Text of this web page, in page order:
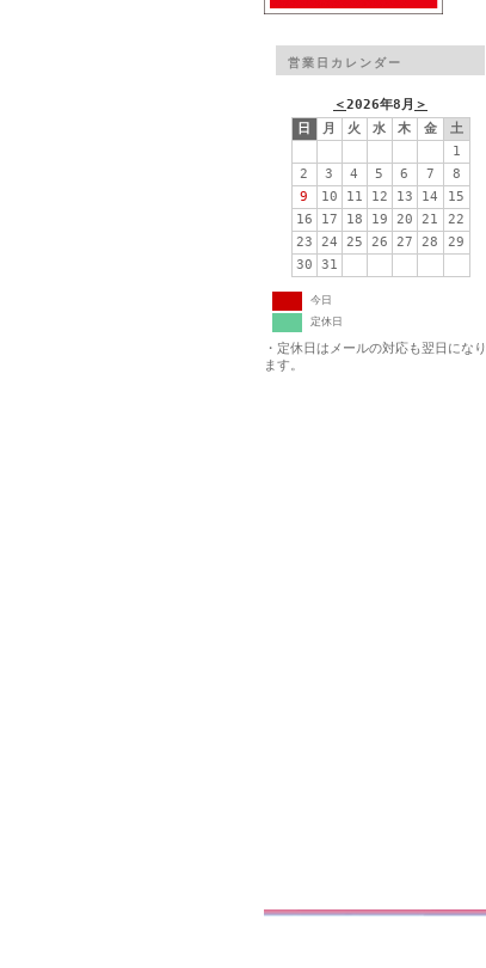
営業日カレンダー
＜2026年8月 ＞
日
月 火 水 木 金
土
1
2
3 4 5 6 7
8
9
10 11 12 13 14
15
16
17 18 19 20 21
22
23
24 25 26 27 28
29
30
31
今日
定休日
・定休日はメールの対応も翌日になり
ます。